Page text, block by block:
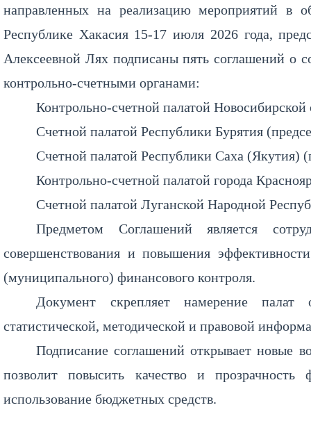
направленных на реализацию мероприятий в
Республике Хакасия 15-17 июля 2026 года,
Алексеевной Лях подписаны пять соглашений о
контрольно-счетными органами:
Контрольно-счетной палатой
Счетной палатой Республики Бурятия
Счетной палатой Республики Саха (Якутия)
Контрольно-счетной палатой города
Счетной палатой Луганской Народной
Предметом Соглашений является
совершенствования и повышения
(муниципального) финансового контроля.
Документ скрепляет намерение палат
статистической, методической и правовой
Подписание соглашений открывает новые
позволит повысить качество и
использование бюджетных средств.